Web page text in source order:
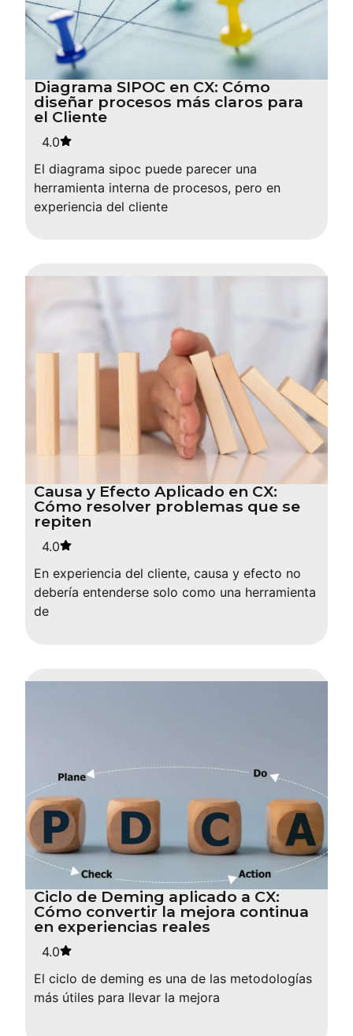
Diagrama SIPOC en CX: Cómo
diseñar procesos más claros para
el Cliente
4.0
El diagrama sipoc puede parecer una
herramienta interna de procesos, pero en
experiencia del cliente
Causa y Efecto Aplicado en CX:
Cómo resolver problemas que se
repiten
4.0
En experiencia del cliente, causa y efecto no
debería entenderse solo como una herramienta
de
Ciclo de Deming aplicado a CX:
Cómo convertir la mejora continua
en experiencias reales
4.0
El ciclo de deming es una de las metodologías
más útiles para llevar la mejora